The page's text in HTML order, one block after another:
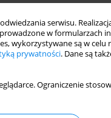
serwisu.
w formularzach
wykorzystywane są w
prywatności. Dane są
Ograniczenie